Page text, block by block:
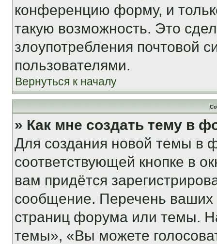
конференцию форму, и
такую возможность. Это
злоупотребления почтовой
пользователями.
Вернуться к началу
» Как мне создать тему в
Для создания новой темы в
соответствующей кнопке в
вам придётся
сообщение. Перечень ваших
страниц форума или темы.
темы», «Вы можете